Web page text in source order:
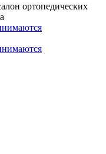
ортопедических